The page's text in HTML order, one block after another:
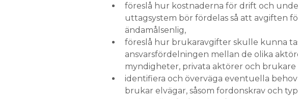
föreslå hur kostnaderna för drift och
uttagsystem bör fördelas så att avgiften
ändamålsenlig,
föreslå hur brukaravgifter skulle kunna
ansvarsfördelningen mellan de olika
myndigheter, privata aktörer och brukare
identifiera och överväga eventuella
brukar elvägar, såsom fordonskrav och